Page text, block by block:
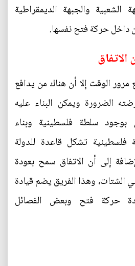
الشعبية والجبهة الديمقراطية
حركة فتح نفسها.
مرور الوقت إلا أن هناك من يدافع
الضرورة ويمكن البناء عليه
سلطة فلسطينية وبناء
تشكل قاعدة للدولة
إلى أن الاتفاق سمح بعودة
الشتات، وهذا الفريق يضم قيادة
حركة فتح وبعض الفصائل